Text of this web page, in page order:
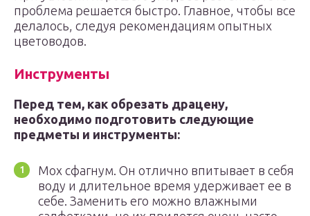
проблема решается быстро. Главное, чтобы все
делалось, следуя рекомендациям опытных
цветоводов.
Инструменты
Перед тем, как обрезать драцену,
необходимо подготовить следующие
предметы и инструменты:
Мох сфагнум. Он отлично впитывает в себя
воду и длительное время удерживает ее в
себе. Заменить его можно влажными